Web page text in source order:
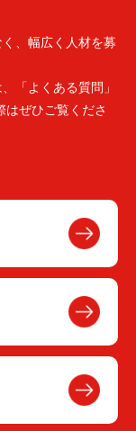
、幅広く人材を募
「よくある質問」
はぜひご覧くださ